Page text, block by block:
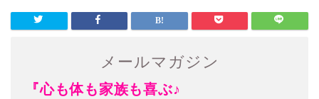
メールマガジン
『心も体も家族も喜ぶ♪